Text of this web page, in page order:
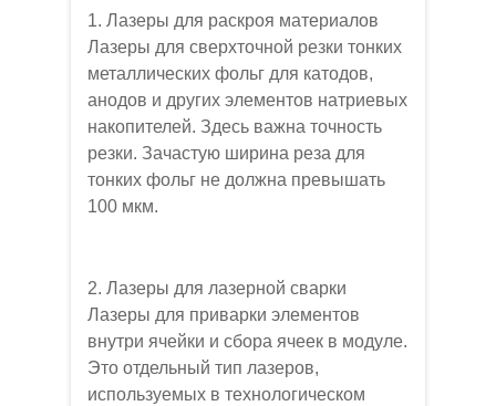
1. Лазеры для раскроя материалов
Лазеры для сверхточной резки тонких
металлических фольг для катодов,
анодов и других элементов натриевых
накопителей. Здесь важна точность
резки. Зачастую ширина реза для
тонких фольг не должна превышать
100 мкм.
2. Лазеры для лазерной сварки
Лазеры для приварки элементов
внутри ячейки и сбора ячеек в модуле.
Это отдельный тип лазеров,
используемых в технологическом